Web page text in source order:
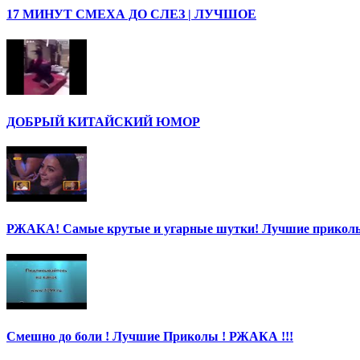
17 МИНУТ СМЕХА ДО СЛЕЗ | ЛУЧШОЕ
ДОБРЫЙ КИТАЙСКИЙ ЮМОР
РЖАКА! Самые крутые и угарные шутки! Лучшие
Смешно до боли ! Лучшие Приколы ! РЖАКА !!!